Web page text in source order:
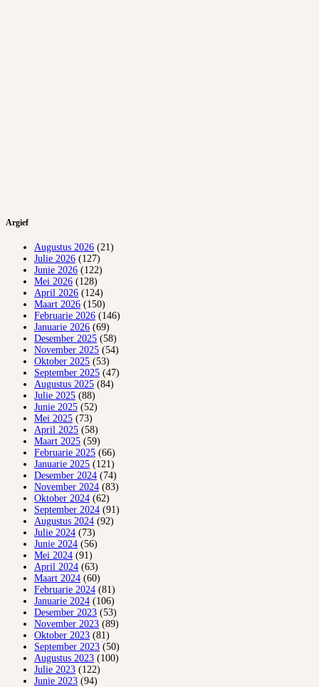
Argief
Augustus 2026 (21)
Julie 2026 (127)
Junie 2026 (122)
Mei 2026 (128)
April 2026 (124)
Maart 2026 (150)
Februarie 2026 (146)
Januarie 2026 (69)
Desember 2025 (58)
November 2025 (54)
Oktober 2025 (53)
September 2025 (47)
Augustus 2025 (84)
Julie 2025 (88)
Junie 2025 (52)
Mei 2025 (73)
April 2025 (58)
Maart 2025 (59)
Februarie 2025 (66)
Januarie 2025 (121)
Desember 2024 (74)
November 2024 (83)
Oktober 2024 (62)
September 2024 (91)
Augustus 2024 (92)
Julie 2024 (73)
Junie 2024 (56)
Mei 2024 (91)
April 2024 (63)
Maart 2024 (60)
Februarie 2024 (81)
Januarie 2024 (106)
Desember 2023 (53)
November 2023 (89)
Oktober 2023 (81)
September 2023 (50)
Augustus 2023 (100)
Julie 2023 (122)
Junie 2023 (94)